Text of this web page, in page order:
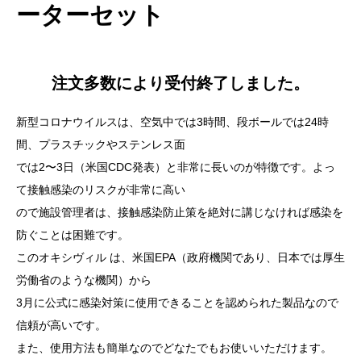
ーターセット
注文多数により受付終了しました。
新型コロナウイルスは、空気中では3時間、段ボールでは24時
間、プラスチックやステンレス面
では2〜3日（米国CDC発表）と非常に長いのが特徴です。よっ
て接触感染のリスクが非常に高い
ので施設管理者は、接触感染防止策を絶対に講じなければ感染を
防ぐことは困難です。
このオキシヴィル は、米国EPA（政府機関であり、日本では厚生
労働省のような機関）から
3月に公式に感染対策に使用できることを認められた製品なので
信頼が高いです。
また、使用方法も簡単なのでどなたでもお使いいただけます。